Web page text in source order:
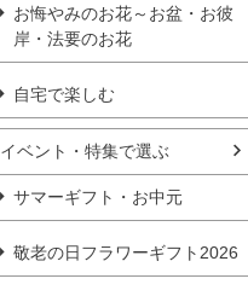
お悔やみのお花～お盆・お彼
岸・法要のお花
自宅で楽しむ
イベント・特集で選ぶ
サマーギフト・お中元
敬老の日フラワーギフト2026